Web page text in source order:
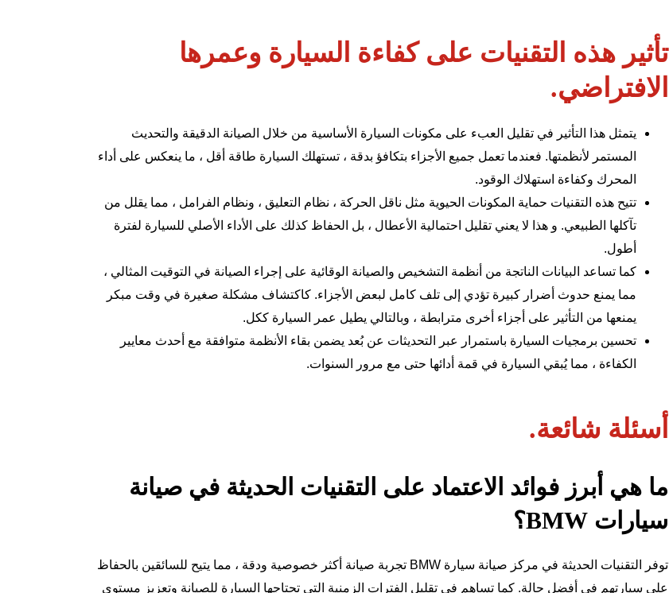
تأثير هذه التقنيات على كفاءة السيارة وعمرها
الافتراضي.
يتمثل هذا التأثير في تقليل العبء على مكونات السيارة الأساسية من خلال الصيانة الدقيقة والتحديث
المستمر لأنظمتها. فعندما تعمل جميع الأجزاء بتكافؤ بدقة ، تستهلك السيارة طاقة أقل ، ما ينعكس على أداء
المحرك وكفاءة استهلاك الوقود.
تتيح هذه التقنيات حماية المكونات الحيوية مثل ناقل الحركة ، نظام التعليق ، ونظام الفرامل ، مما يقلل من
تآكلها الطبيعي. و هذا لا يعني تقليل احتمالية الأعطال ، بل الحفاظ كذلك على الأداء الأصلي للسيارة لفترة
أطول.
كما تساعد البيانات الناتجة من أنظمة التشخيص والصيانة الوقائية على إجراء الصيانة في التوقيت المثالي ،
مما يمنع حدوث أضرار كبيرة تؤدي إلى تلف كامل لبعض الأجزاء. كاكتشاف مشكلة صغيرة في وقت مبكر
يمنعها من التأثير على أجزاء أخرى مترابطة ، وبالتالي يطيل عمر السيارة ككل.
تحسين برمجيات السيارة باستمرار عبر التحديثات عن بُعد يضمن بقاء الأنظمة متوافقة مع أحدث معايير
الكفاءة ، مما يُبقي السيارة في قمة أدائها حتى مع مرور السنوات.
أسئلة شائعة.
ما هي أبرز فوائد الاعتماد على التقنيات الحديثة في صيانة
سيارات BMW؟
توفر التقنيات الحديثة في مركز صيانة سيارة BMW
تجربة صيانة أكثر خصوصية ودقة ، مما يتيح للسائقين بالحفاظ
على سيارتهم في أفضل حالة. كما تساهم في تقليل الفترات الزمنية التي تحتاجها السيارة للصيانة وتعزيز مستوى